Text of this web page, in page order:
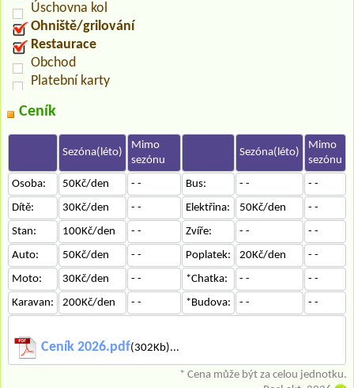
Úschovna kol
Ohniště/grilování
Restaurace
Obchod
Platební karty
Ceník
Sezóna(léto)
Mimo
sezónu
Sezóna(léto)
Mimo
sezónu
Osoba:
50Kč/den - - Bus: - -
- -
Dítě:
30Kč/den - - Elektřina: 50Kč/den
- -
Stan:
100Kč/den - - Zvíře: - -
- -
Auto:
50Kč/den - - Poplatek: 20Kč/den
- -
Moto:
30Kč/den - - *Chatka: - -
- -
Karavan:
200Kč/den - - *Budova: - - - -
Ceník 2026.pdf(302Kb)...
* Cena může být za celou jednotku.